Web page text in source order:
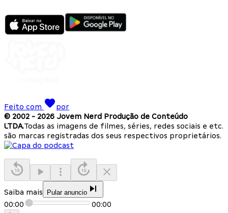
Feito com
por
© 2002 - 2026 Jovem Nerd Produção de Conteúdo
LTDA.Todas as imagens de filmes, séries, redes sociais e etc.
são marcas registradas dos seus respectivos proprietários.
Saiba mais Pular anuncio
00:00 00:00